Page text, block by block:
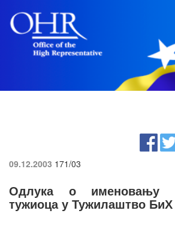
09.12.2003 171/03
Одлука о именовању
тужиоца у Тужилаштво БиХ